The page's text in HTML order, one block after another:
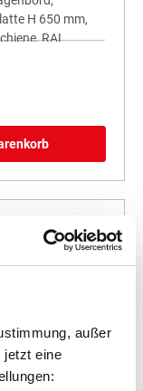
außer
jetzt eine